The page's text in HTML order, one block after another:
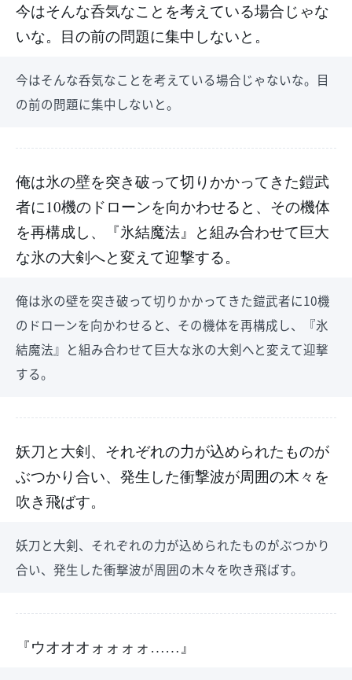
今はそんな呑気なことを考えている場合じゃな
いな。目の前の問題に集中しないと。
今はそんな呑気なことを考えている場合じゃないな。目
の前の問題に集中しないと。
俺は氷の壁を突き破って切りかかってきた鎧武
者に10機のドローンを向かわせると、その機体
を再構成し、『氷結魔法』と組み合わせて巨大
な氷の大剣へと変えて迎撃する。
俺は氷の壁を突き破って切りかかってきた鎧武者に10機
のドローンを向かわせると、その機体を再構成し、『氷
結魔法』と組み合わせて巨大な氷の大剣へと変えて迎撃
する。
妖刀と大剣、それぞれの力が込められたものが
ぶつかり合い、発生した衝撃波が周囲の木々を
吹き飛ばす。
妖刀と大剣、それぞれの力が込められたものがぶつかり
合い、発生した衝撃波が周囲の木々を吹き飛ばす。
『ウオオオォォォォ……』